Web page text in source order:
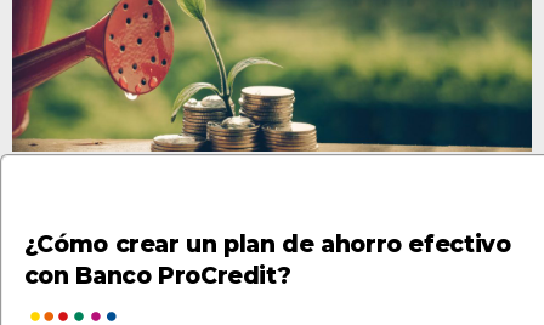
¿Cómo crear un plan de ahorro efectivo
con Banco ProCredit?